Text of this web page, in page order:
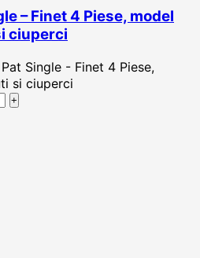
– Finet 4 Piese, model
ciuperci
Single - Finet 4 Piese,
si ciuperci